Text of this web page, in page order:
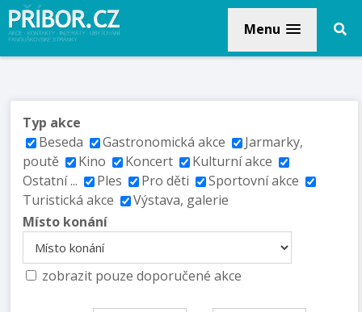
Menu
Typ akce
Beseda
Gastronomická akce
Jarmarky,
poutě
Kino Koncert
Kulturní akce
Ostatní ...
Ples Pro děti
Sportovní akce
Turistická akce
Výstava, galerie
Místo konání
zobrazit pouze doporučené akce